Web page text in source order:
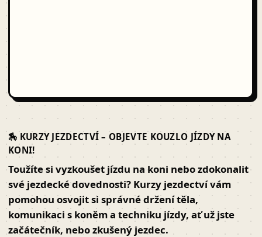
🏇 KURZY JEZDECTVÍ – OBJEVTE KOUZLO JÍZDY NA
KONI!
Toužíte si vyzkoušet jízdu na koni nebo zdokonalit
své jezdecké dovednosti? Kurzy jezdectví vám
pomohou osvojit si správné držení těla,
komunikaci s koněm a techniku jízdy, ať už jste
začátečník, nebo zkušený jezdec.